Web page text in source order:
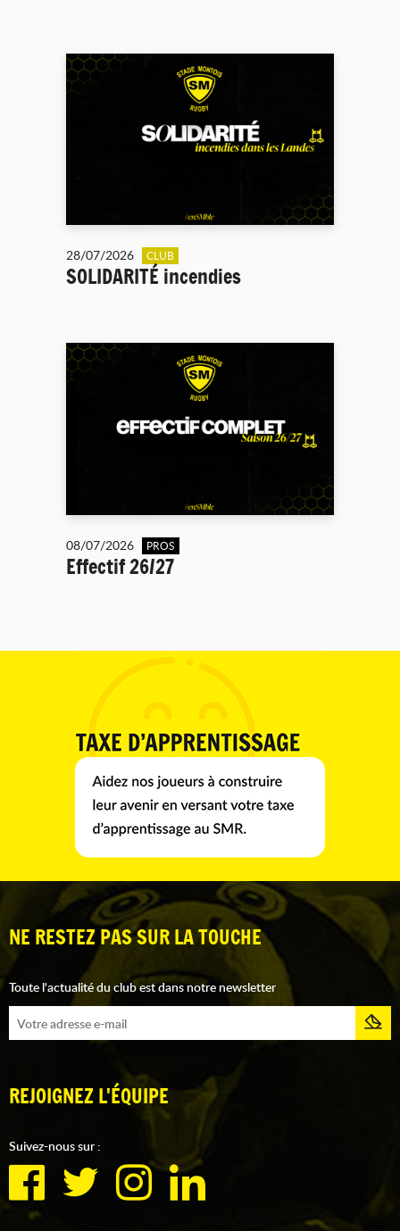
28/07/2026 CLUB
SOLIDARITÉ incendies
08/07/2026 PROS
Effectif 26/27
NE RESTEZ PAS SUR LA TOUCHE
Toute l'actualité du club est dans notre newsletter
REJOIGNEZ L'ÉQUIPE
Suivez-nous sur :